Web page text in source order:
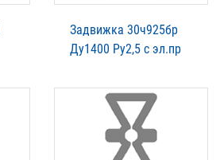
Задвижка 30ч925бр
Ду1400 Ру2,5 с эл.пр